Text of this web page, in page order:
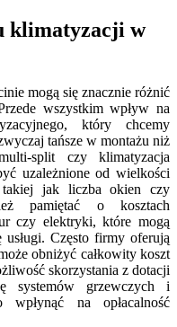
klimatyzacji w
mogą się znacznie różnić
wszystkim wpływ na
który chcemy
tańsze w montażu niż
split czy klimatyzacja
uzależnione od wielkości
takiej jak liczba okien czy
pamiętać o kosztach
czy elektryki, które mogą
usługi. Często firmy oferują
obniżyć całkowity koszt
skorzystania z dotacji
systemów grzewczych i
wpłynąć na opłacalność